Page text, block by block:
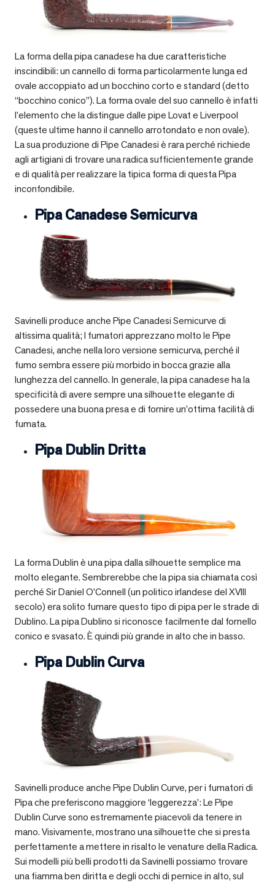
La forma della pipa canadese ha due caratteristiche
inscindibili: un cannello di forma particolarmente lunga ed
ovale accoppiato ad un bocchino corto e standard (detto
“bocchino conico”). La forma ovale del suo cannello è infatti
l’elemento che la distingue dalle pipe Lovat e Liverpool
(queste ultime hanno il cannello arrotondato e non ovale).
La sua produzione di Pipe Canadesi è rara perché richiede
agli artigiani di trovare una radica sufficientemente grande
e di qualità per realizzare la tipica forma di questa Pipa
inconfondibile.
Pipa Canadese Semicurva
Savinelli produce anche Pipe Canadesi Semicurve di
altissima qualità; I fumatori apprezzano molto le Pipe
Canadesi, anche nella loro versione semicurva, perché il
fumo sembra essere più morbido in bocca grazie alla
lunghezza del cannello. In generale, la pipa canadese ha la
specificità di avere sempre una silhouette elegante di
possedere una buona presa e di fornire un’ottima facilità di
fumata.
Pipa Dublin Dritta
La forma Dublin è una pipa dalla silhouette semplice ma
molto elegante. Sembrerebbe che la pipa sia chiamata così
perché Sir Daniel O’Connell (un politico irlandese del XVIII
secolo) era solito fumare questo tipo di pipa per le strade di
Dublino. La pipa Dublino si riconosce facilmente dal fornello
conico e svasato. È quindi più grande in alto che in basso.
Pipa Dublin Curva
Savinelli produce anche Pipe Dublin Curve, per i fumatori di
Pipa che preferiscono maggiore ‘leggerezza’: Le Pipe
Dublin Curve sono estremamente piacevoli da tenere in
mano. Visivamente, mostrano una silhouette che si presta
perfettamente a mettere in risalto le venature della Radica.
Sui modelli più belli prodotti da Savinelli possiamo trovare
una fiamma ben diritta e degli occhi di pernice in alto, sul